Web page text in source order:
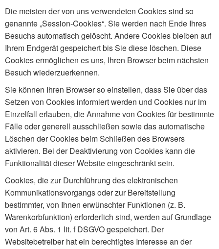
Die meisten der von uns verwendeten Cookies sind so
genannte „Session-Cookies“. Sie werden nach Ende Ihres
Besuchs automatisch gelöscht. Andere Cookies bleiben auf
Ihrem Endgerät gespeichert bis Sie diese löschen. Diese
Cookies ermöglichen es uns, Ihren Browser beim nächsten
Besuch wiederzuerkennen.
Sie können Ihren Browser so einstellen, dass Sie über das
Setzen von Cookies informiert werden und Cookies nur im
Einzelfall erlauben, die Annahme von Cookies für bestimmte
Fälle oder generell ausschließen sowie das automatische
Löschen der Cookies beim Schließen des Browsers
aktivieren. Bei der Deaktivierung von Cookies kann die
Funktionalität dieser Website eingeschränkt sein.
Cookies, die zur Durchführung des elektronischen
Kommunikationsvorgangs oder zur Bereitstellung
bestimmter, von Ihnen erwünschter Funktionen (z. B.
Warenkorbfunktion) erforderlich sind, werden auf Grundlage
von Art. 6 Abs. 1 lit. f DSGVO gespeichert. Der
Websitebetreiber hat ein berechtigtes Interesse an der